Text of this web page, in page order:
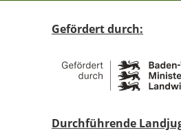
Gefördert durch:
Durchführende